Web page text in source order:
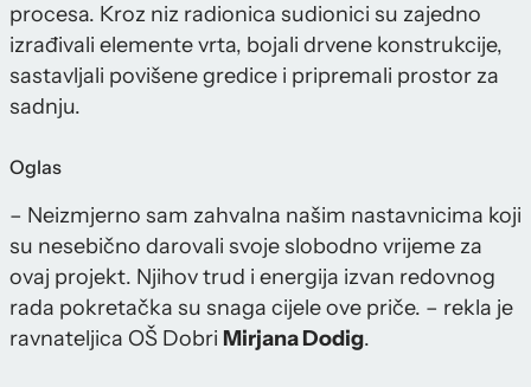
procesa. Kroz niz radionica sudionici su zajedno
izrađivali elemente vrta, bojali drvene konstrukcije,
sastavljali povišene gredice i pripremali prostor za
sadnju.
Oglas
– Neizmjerno sam zahvalna našim nastavnicima koji
su nesebično darovali svoje slobodno vrijeme za
ovaj projekt. Njihov trud i energija izvan redovnog
rada pokretačka su snaga cijele ove priče. – rekla je
ravnateljica OŠ Dobri Mirjana Dodig.